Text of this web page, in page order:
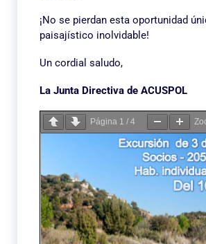
¡No se pierdan esta oportunidad
paisajístico inolvidable!
Un cordial saludo,
La Junta Directiva de ACUSPOL
Página 1 / 4